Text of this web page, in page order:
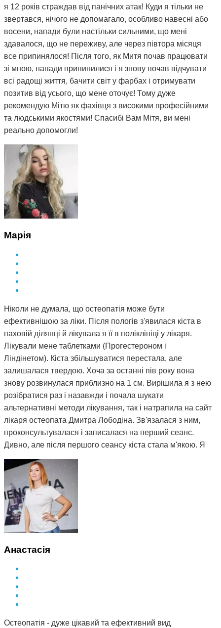
я 12 років страждав від панічних атак! Куди я тільки не
звертався, нічого не допомагало, особливо навесні або
восени, напади були настільки сильними, що мені
здавалося, що не переживу, але через півтора місяця
все припинялося! Після того, як Митя почав працювати
зі мною, напади припинилися і я знову почав відчувати
всі радощі життя, бачити світ у фарбах і отримувати
позитив від усього, що мене оточує! Тому дуже
рекомендую Мітю як фахівця з високими професійними
та людськими якостями! Спасибі Вам Мітя, ви мені
реально допомогли!
Марія
Ніколи не думала, що остеопатія може бути
ефективнішою за ліки. Після пологів з'явилася кіста в
паховій ділянці й лікувала я її в поліклініці у лікаря.
Лікували мене таблетками (Прогестероном і
Ліндінетом). Кіста збільшуватися перестала, але
залишалася твердою. Хоча за останні пів року вона
знову розвинулася приблизно на 1 см. Вирішила я з нею
розібратися раз і назавжди і почала шукати
альтернативні методи лікування, так і натрапила на сайт
лікаря остеопата Дмитра Лободіна. Зв'язалася з ним,
проконсультувалася і записалася на перший сеанс.
Дивно, але після першого сеансу кіста стала м'якою. Я
почала відвідувати сеанси за призначенням Дмитра і
через 3 місяці вона повністю розсмокталася. Як це
працює, взагалі не розумію. Те, чого ліки не змогли
зробити за півтора року, зміг зробити Дмитро і за такий
невеликий термін. Лікар у поліклініці сказав, що мені
просто пощастило і я на досвідченого фахівця
натрапила. А ще кажуть, що здоров'я за гроші не купиш.
Анастасія
Остеопатія - дуже цікавий та ефективний вид